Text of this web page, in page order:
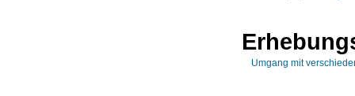
Umgang mit